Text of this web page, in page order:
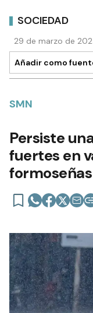
SOCIEDAD
29 de marzo de
Añadir como
SMN
Persiste
fuertes en
formoseñas